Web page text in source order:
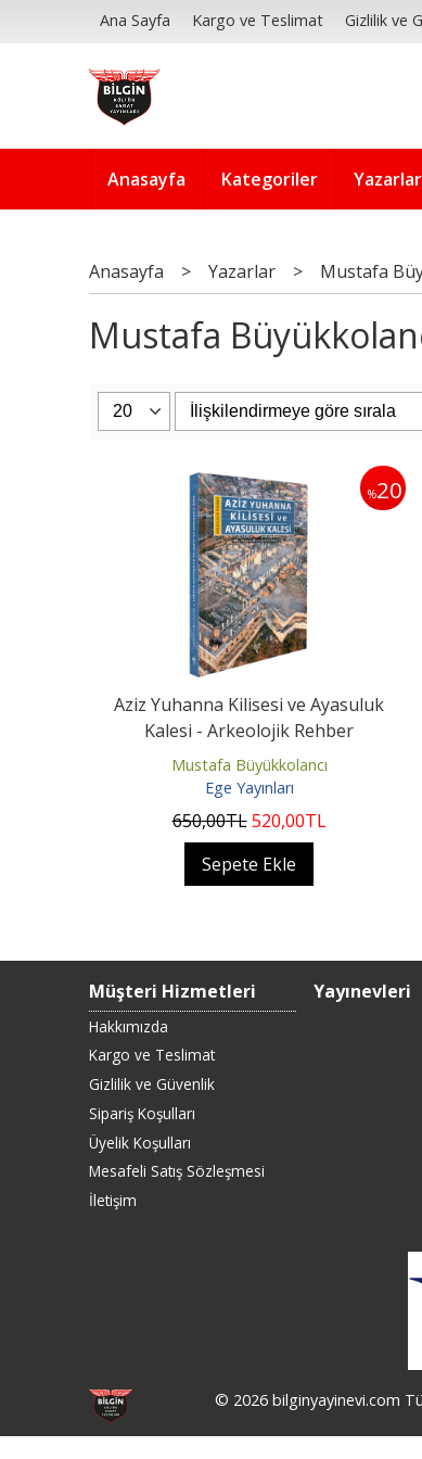
Ana Sayfa Kargo ve Teslimat Gizlilik ve
Anasayfa Kategoriler Yazarlar
Anasayfa > Yazarlar > Mustafa
Mustafa
%20
Aziz Yuhanna Kilisesi ve Ayasuluk
Kalesi - Arkeolojik Rehber
Mustafa Büyükkolancı
Ege Yayınları
650,00TL 520,00TL
Sepete Ekle
Müşteri Hizmetleri
Hakkımızda
Kargo ve Teslimat
Gizlilik ve Güvenlik
Sipariş Koşulları
Üyelik Koşulları
Mesafeli Satış Sözleşmesi
İletişim
Yayınevleri
© 2026 bilginyayinevi.com